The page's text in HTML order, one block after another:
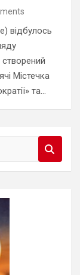
відбулось
Містечка
та…